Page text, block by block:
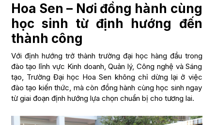
Hoa Sen – Nơi đồng hành cùng
học sinh từ định hướng đến
thành công
Với định hướng trở thành trường đại học hàng đầu trong
đào tạo lĩnh vực Kinh doanh, Quản lý, Công nghệ và Sáng
tạo, Trường Đại học Hoa Sen không chỉ dừng lại ở việc
đào tạo kiến thức, mà còn đồng hành cùng học sinh ngay
từ giai đoạn định hướng lựa chọn chuẩn bị cho tương lai.